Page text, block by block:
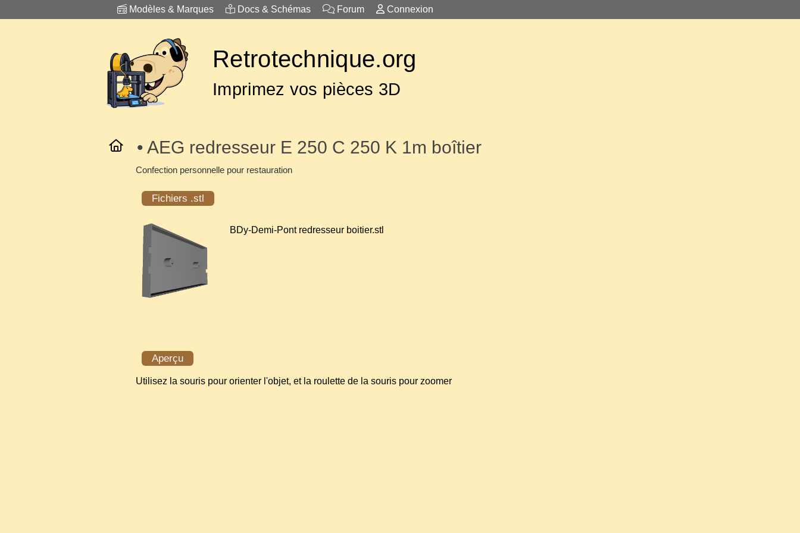
Modèles & Marques Docs & Schémas Forum Connexion
Retrotechnique.org
Imprimez vos pièces 3D
• AEG redresseur E 250 C 250 K 1m boîtier
Confection personnelle pour restauration
Fichiers .stl
BDy-Demi-Pont redresseur boitier.stl
Aperçu
Utilisez la souris pour orienter l'objet, et la roulette de la souris pour zoomer